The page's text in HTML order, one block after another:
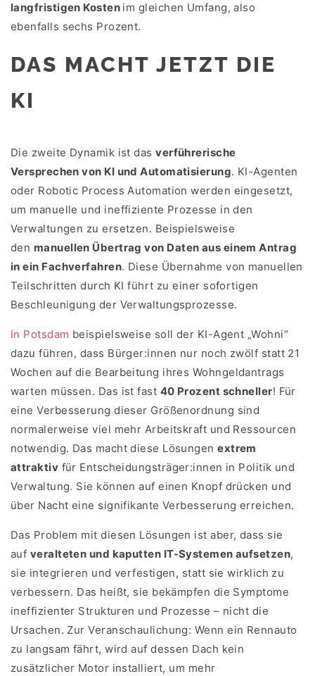
langfristigen Kosten im gleichen Umfang, also
ebenfalls sechs Prozent.
DAS MACHT JETZT DIE
KI
Die zweite Dynamik ist dasverführerische
Versprechen von KI und Automatisierung. KI-Agenten
oder Robotic Process Automation werden eingesetzt,
um manuelle und ineffiziente Prozesse in den
Verwaltungen zu ersetzen. Beispielsweise
den manuellen Übertrag von Daten aus einem Antrag
in ein Fachverfahren. Diese Übernahme von manuellen
Teilschritten durch KI führt zu einer sofortigen
Beschleunigung der Verwaltungsprozesse.
In Potsdam beispielsweise soll der KI-Agent „Wohni“
dazu führen, dass Bürger:innen nur noch zwölf statt 21
Wochen auf die Bearbeitung ihres Wohngeldantrags
warten müssen. Das ist fast 40 Prozent schneller! Für
eine Verbesserung dieser Größenordnung sind
normalerweise viel mehr Arbeitskraft und Ressourcen
notwendig. Das macht diese Lösungenextrem
attraktiv für Entscheidungsträger:innen in Politik und
Verwaltung. Sie können auf einen Knopf drücken und
über Nacht eine signifikante Verbesserung erreichen.
Das Problem mit diesen Lösungen ist aber, dass sie
auf veralteten und kaputten IT-Systemen aufsetzen,
sie integrieren und verfestigen, statt sie wirklich zu
verbessern. Das heißt, sie bekämpfen die Symptome
ineffizienter Strukturen und Prozesse – nicht die
Ursachen. Zur Veranschaulichung: Wenn ein Rennauto
zu langsam fährt, wird auf dessen Dach kein
zusätzlicher Motor installiert, um mehr